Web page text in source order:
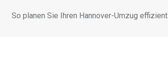
So planen Sie Ihren Hannover-Umzug effizient